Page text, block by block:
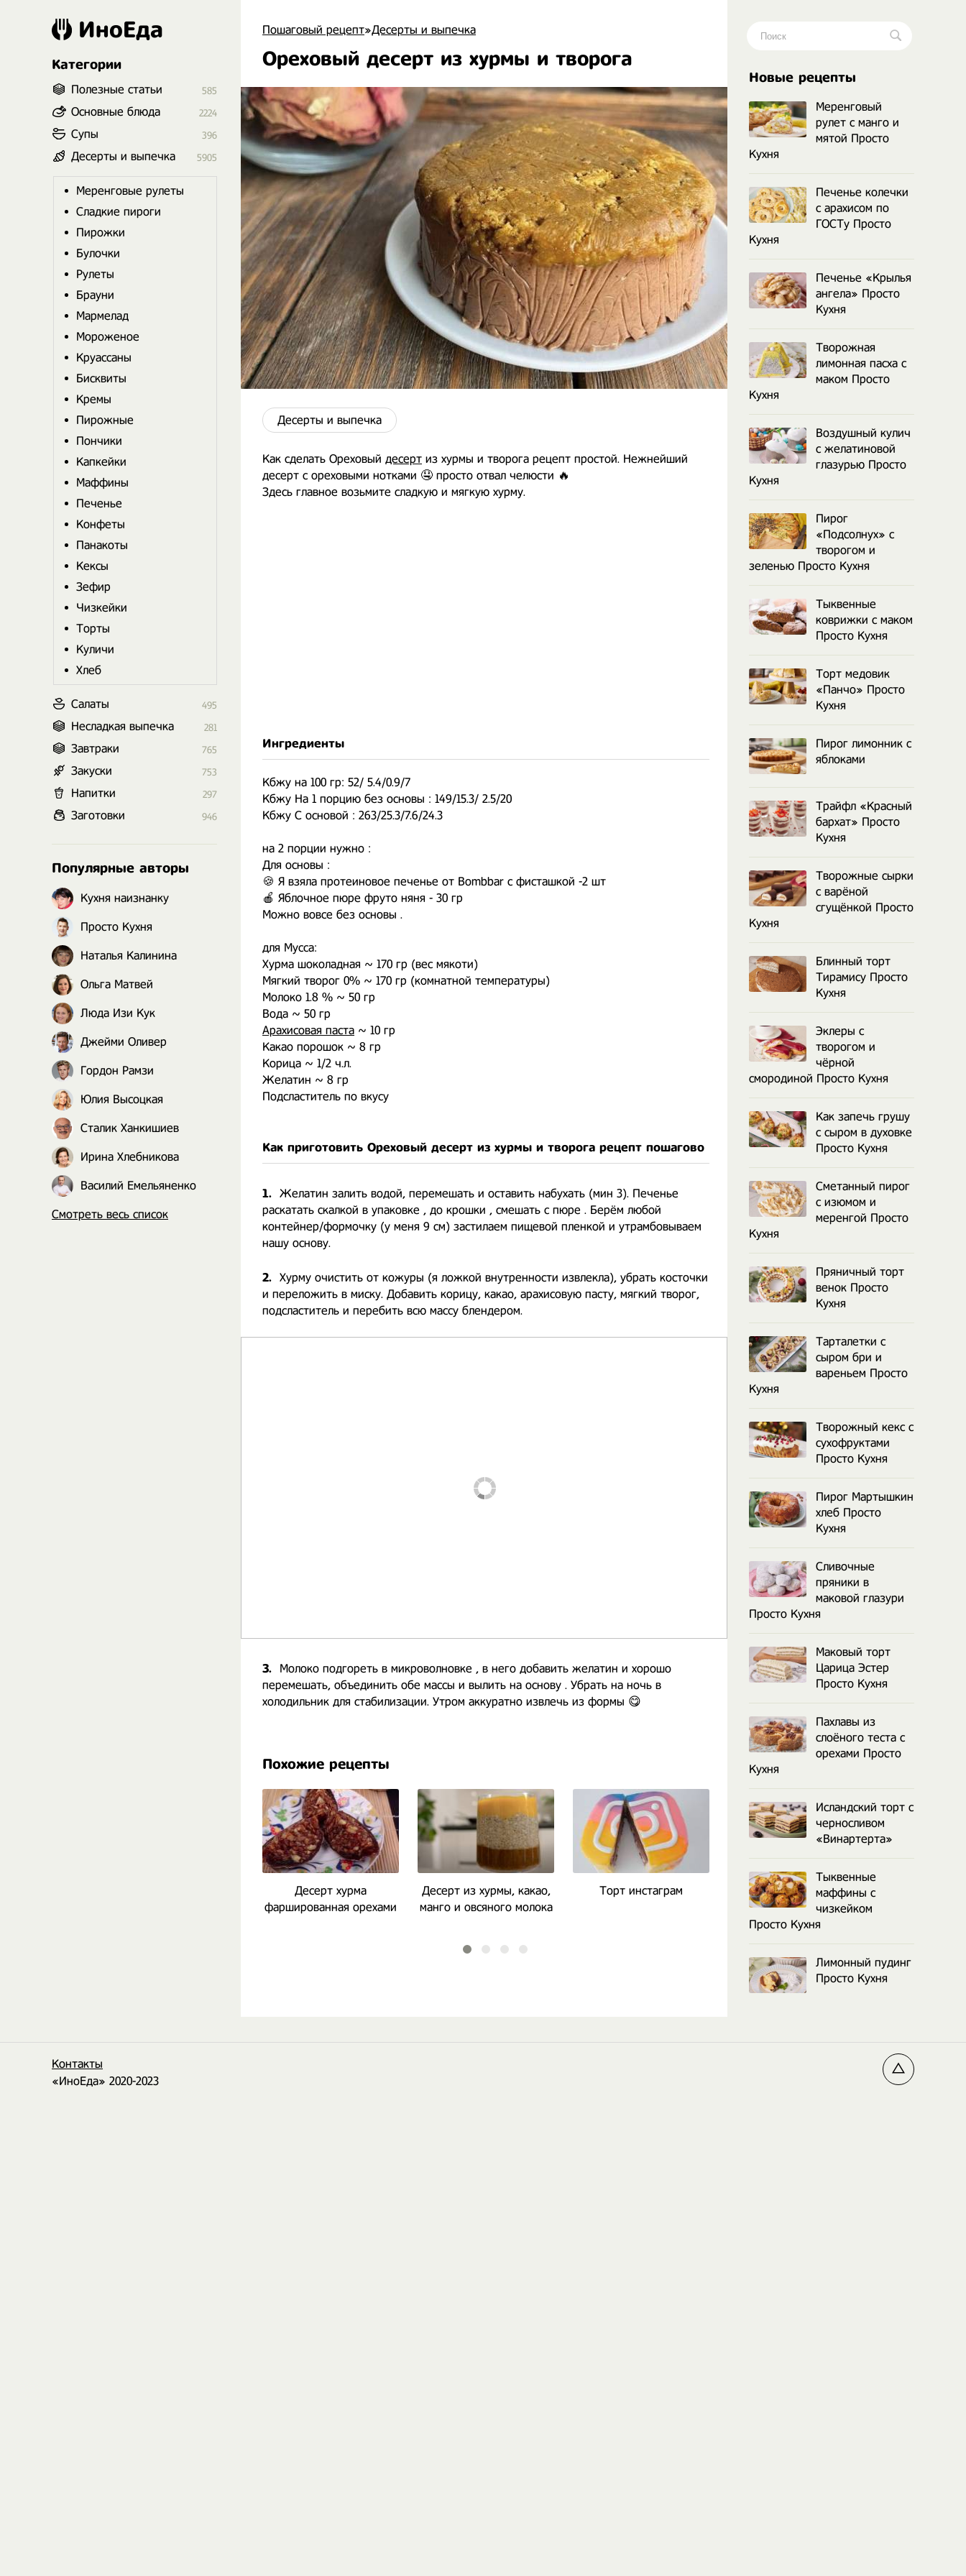
Пошаговый рецепт»Десерты и выпечка
Ореховый десерт из хурмы и творога
Десерты и выпечка
Как сделать Ореховый десерт из хурмы и творога рецепт простой. Нежнейший
десерт с ореховыми нотками 🤤 просто отвал челюсти 🔥
Здесь главное возьмите сладкую и мягкую хурму.
Ингредиенты
Кбжу на 100 гр: 52/ 5.4/0.9/7
Кбжу На 1 порцию без основы : 149/15.3/ 2.5/20
Кбжу С основой : 263/25.3/7.6/24.3
на 2 порции нужно :
Для основы :
🍪 Я взяла протеиновое печенье от Bombbar с фисташкой -2 шт
🍎 Яблочное пюре фруто няня - 30 гр
Можно вовсе без основы .
для Мусса:
Хурма шоколадная ~ 170 гр (вес мякоти)
Мягкий творог 0% ~ 170 гр (комнатной температуры)
Молоко 1.8 % ~ 50 гр
Вода ~ 50 гр
Арахисовая паста ~ 10 гр
Какао порошок ~ 8 гр
Корица ~ 1/2 ч.л.
Желатин ~ 8 гр
Подсластитель по вкусу
Как приготовить Ореховый десерт из хурмы и творога рецепт пошагово
1. Желатин залить водой, перемешать и оставить набухать (мин 3). Печенье
раскатать скалкой в упаковке , до крошки , смешать с пюре . Берём любой
контейнер/формочку (у меня 9 см) застилаем пищевой пленкой и утрамбовываем
нашу основу.
2. Хурму очистить от кожуры (я ложкой внутренности извлекла), убрать косточки
и переложить в миску. Добавить корицу, какао, арахисовую пасту, мягкий творог,
подсластитель и перебить всю массу блендером. ⠀
3.
Молоко подгореть в микроволновке , в него добавить желатин и хорошо
перемешать, объединить обе массы и вылить на основу . Убрать на ночь в
холодильник для стабилизации. Утром аккуратно извлечь из формы 😋
Похожие рецепты
Десерт хурма
фаршированная орехами
Десерт из хурмы, какао,
манго и овсяного молока
Торт инстаграм
Муссовый Яблочный Торт
с Зеркальной Глазурью
ИноЕда
Категории
Полезные статьи 585
Основные блюда 2224
Супы 396
Десерты и выпечка 5905
Меренговые рулеты
Сладкие пироги
Пирожки
Булочки
Рулеты
Брауни
Мармелад
Мороженое
Круассаны
Бисквиты
Кремы
Пирожные
Пончики
Капкейки
Маффины
Печенье
Конфеты
Панакоты
Кексы
Зефир
Чизкейки
Торты
Куличи
Хлеб
Салаты 495
Несладкая выпечка 281
Завтраки 765
Закуски 753
Напитки 297
Заготовки 946
Популярные авторы
Кухня наизнанку
Просто Кухня
Наталья Калинина
Ольга Матвей
Люда Изи Кук
Джейми Оливер
Гордон Рамзи
Юлия Высоцкая
Сталик Ханкишиев
Ирина Хлебникова
Василий Емельяненко
Смотреть весь список
Новые рецепты
Меренговый
рулет с манго и
мятой Просто
Кухня
Печенье колечки
с арахисом по
ГОСТу Просто
Кухня
Печенье «Крылья
ангела» Просто
Кухня
Творожная
лимонная пасха с
маком Просто
Кухня
Воздушный кулич
с желатиновой
глазурью Просто
Кухня
Пирог
«Подсолнух» с
творогом и
зеленью Просто Кухня
Тыквенные
коврижки с маком
Просто Кухня
Торт медовик
«Панчо» Просто
Кухня
Пирог лимонник с
яблоками
Трайфл «Красный
бархат» Просто
Кухня
Творожные сырки
с варёной
сгущёнкой Просто
Кухня
Блинный торт
Тирамису Просто
Кухня
Эклеры с
творогом и
чёрной
смородиной Просто Кухня
Как запечь грушу
с сыром в духовке
Просто Кухня
Сметанный пирог
с изюмом и
меренгой Просто
Кухня
Пряничный торт
венок Просто
Кухня
Тарталетки с
сыром бри и
вареньем Просто
Кухня
Творожный кекс с
сухофруктами
Просто Кухня
Пирог Мартышкин
хлеб Просто
Кухня
Сливочные
пряники в
маковой глазури
Просто Кухня
Маковый торт
Царица Эстер
Просто Кухня
Пахлавы из
слоёного теста с
орехами Просто
Кухня
Исландский торт с
черносливом
«Винартерта»
Тыквенные
маффины с
чизкейком
Просто Кухня
Лимонный пудинг
Просто Кухня
Контакты
«ИноЕда» 2020-2023